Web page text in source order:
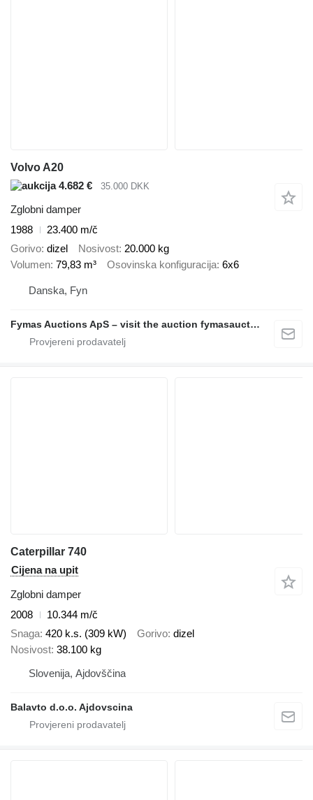
Volvo A20
4.682 €
35.000 DKK
Zglobni damper
1988
23.400 m/č
Gorivo dizel Nosivost 20.000 kg
Volumen 79,83 m³ Osovinska konfiguracija 6x6
Danska, Fyn
Fymas Auctions ApS – visit the auction fymasauctions.dk
Caterpillar 740
Cijena na upit
Zglobni damper
2008
10.344 m/č
Snaga 420 k.s. (309 kW) Gorivo dizel
Nosivost 38.100 kg
Slovenija, Ajdovščina
Balavto d.o.o. Ajdovscina